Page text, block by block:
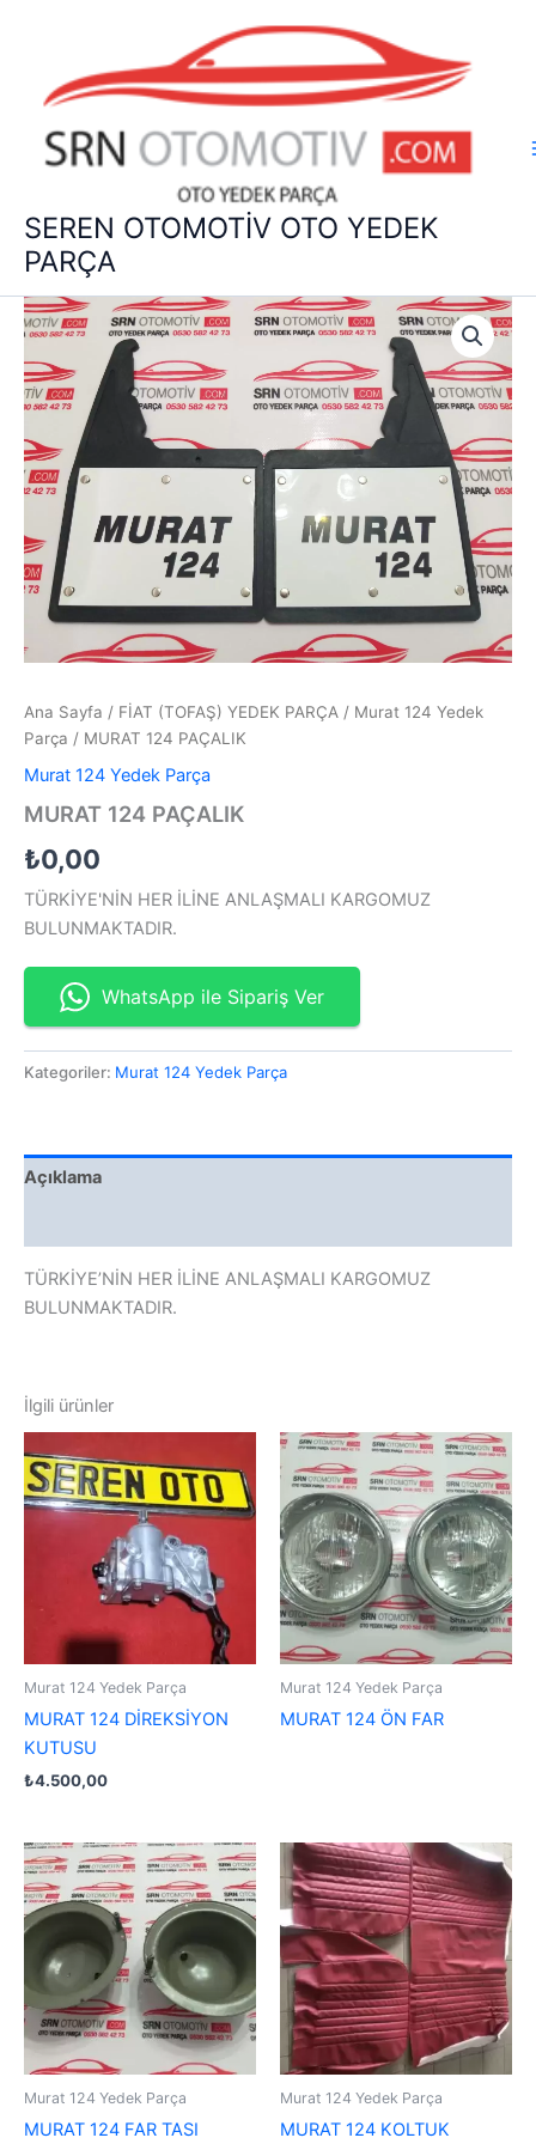
SEREN OTOMOTİV OTO YEDEK
PARÇA
Ana Sayfa / FİAT (TOFAŞ) YEDEK PARÇA / Murat 124 Yedek
Parça / MURAT 124 PAÇALIK
Murat 124 Yedek Parça
MURAT 124 PAÇALIK
₺0,00
TÜRKİYE'NİN HER İLİNE ANLAŞMALI KARGOMUZ
BULUNMAKTADIR.
WhatsApp ile Sipariş Ver
Kategoriler: Murat 124 Yedek Parça
Açıklama
TÜRKİYE’NİN HER İLİNE ANLAŞMALI KARGOMUZ
BULUNMAKTADIR.
İlgili ürünler
Murat 124 Yedek Parça
MURAT 124 DİREKSİYON
KUTUSU
₺4.500,00
Murat 124 Yedek Parça
MURAT 124 ÖN FAR
Murat 124 Yedek Parça
MURAT 124 FAR TASI
Murat 124 Yedek Parça
MURAT 124 KOLTUK